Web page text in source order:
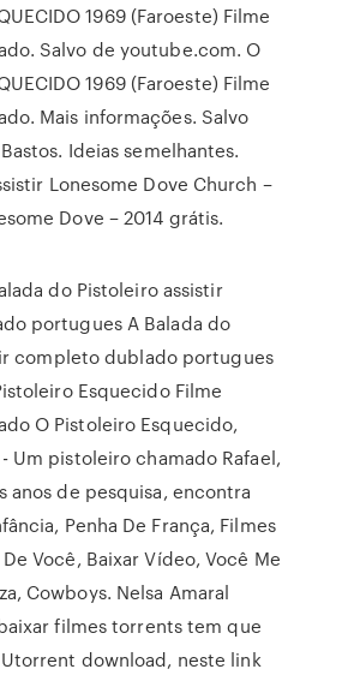
1969 (Faroeste) Filme
Salvo de youtube.com. O
1969 (Faroeste) Filme
Mais informações. Salvo
Ideias semelhantes.
Lonesome Dove Church –
Dove – 2014 grátis.
do Pistoleiro assistir
portugues A Balada do
completo dublado portugues
Esquecido Filme
O Pistoleiro Esquecido,
Um pistoleiro chamado Rafael,
anos de pesquisa, encontra
Penha De França, Filmes
Você, Baixar Vídeo, Você Me
Cowboys. Nelsa Amaral
filmes torrents tem que
download, neste link